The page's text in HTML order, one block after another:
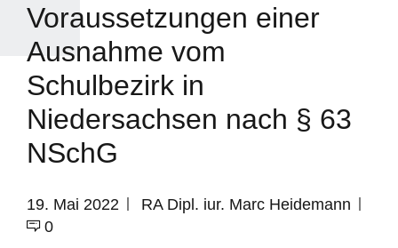
Voraussetzungen einer
Ausnahme vom
Schulbezirk in
Niedersachsen nach § 63
NSchG
19. Mai 2022
RA Dipl. iur. Marc Heidemann
0